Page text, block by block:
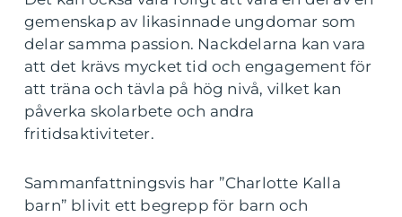
gemenskap av likasinnade ungdomar som
delar samma passion. Nackdelarna kan vara
att det krävs mycket tid och engagement för
att träna och tävla på hög nivå, vilket kan
påverka skolarbete och andra
fritidsaktiviteter.
Sammanfattningsvis har ”Charlotte Kalla
barn” blivit ett begrepp för barn och